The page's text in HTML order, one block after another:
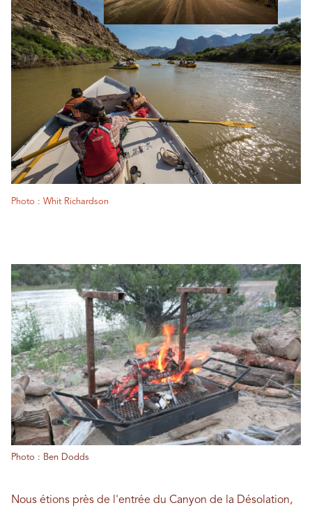
Photo : Whit Richardson
Photo : Ben Dodds
Nous étions près de l'entrée du Canyon de la Désolation,